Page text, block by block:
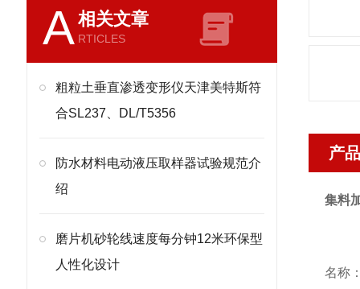
A相关文章
RTICLES
粗粒土垂直渗透变形仪天津美特斯符
合SL237、DL/T5356
防水材料电动液压取样器试验规范介
绍
磨片机砂轮线速度每分钟12米环保型
人性化设计
产
集料
名称